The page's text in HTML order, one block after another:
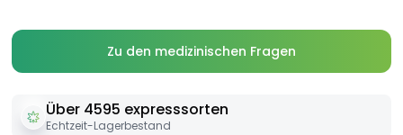
Zu den medizinischen Fragen
Über 4595 expresssorten
Echtzeit-Lagerbestand